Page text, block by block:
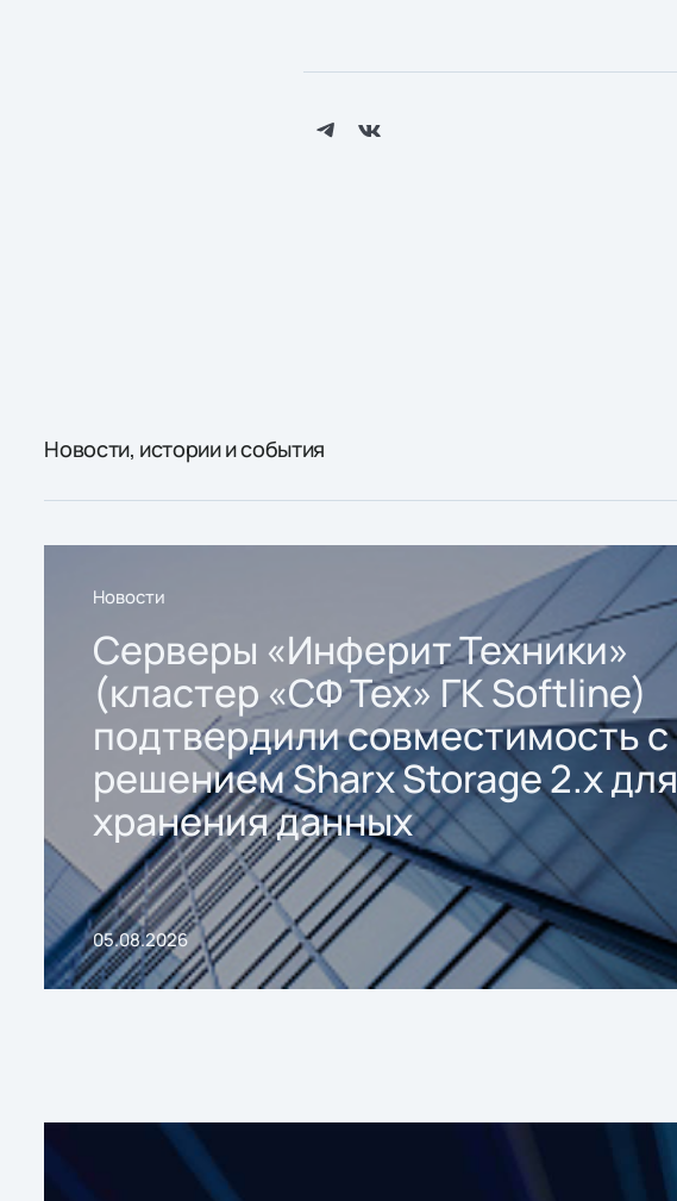
Новости, истории и события
Новости
Серверы «Инферит Техники»
(кластер «СФ Тех» ГК Softline)
подтвердили совместимость с
решением Sharx Storage 2.x для
хранения данных
05.08.2026